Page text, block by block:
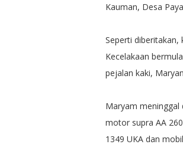
Kauman, Desa
Seperti diberitakan,
Kecelakaan
pejalan kaki,
Maryam meninggal
motor supra AA
1349 UKA dan